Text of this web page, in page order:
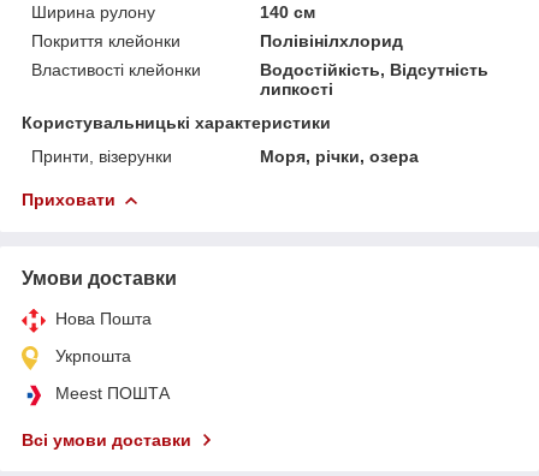
Ширина рулону
140 см
Покриття клейонки
Полівінілхлорид
Властивості клейонки
Водостійкість, Відсутність
липкості
Користувальницькі характеристики
Принти, візерунки
Моря, річки, озера
Приховати
Умови доставки
Нова Пошта
Укрпошта
Meest ПОШТА
Всі умови доставки